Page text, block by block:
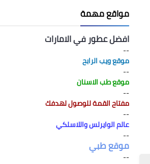
مواقع مهمة
افضل عطور في الامارات
--
موقع ويب الرابح
--
موقع طب الاسنان
--
مفتاح القمة للوصول لهدفك
--
عالم الوايرلس واللاسلكي
--
موقع طبي
--